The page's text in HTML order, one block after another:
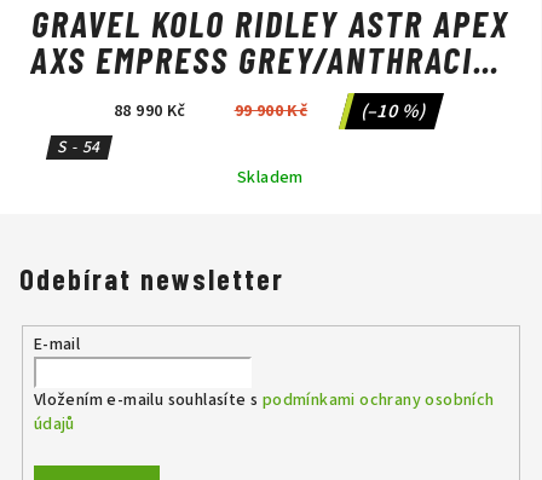
GRAVEL KOLO RIDLEY ASTR APEX
AXS EMPRESS GREY/ANTHRACITE
METALLIC
88 990 Kč 99 900 Kč (–10 %)
S - 54
Skladem
Odebírat newsletter
E-mail
Vložením e-mailu souhlasíte s podmínkami ochrany osobních
údajů